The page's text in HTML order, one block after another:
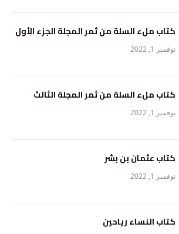
كتاب ملء السلة من ثمر المجلة الجزء الأول
نوفمبر 1, 2022
كتاب ملء السلة من ثمر المجلة الثالث
نوفمبر 1, 2022
كتاب عثمان بن بشر
نوفمبر 1, 2022
كتاب النساء رياحين